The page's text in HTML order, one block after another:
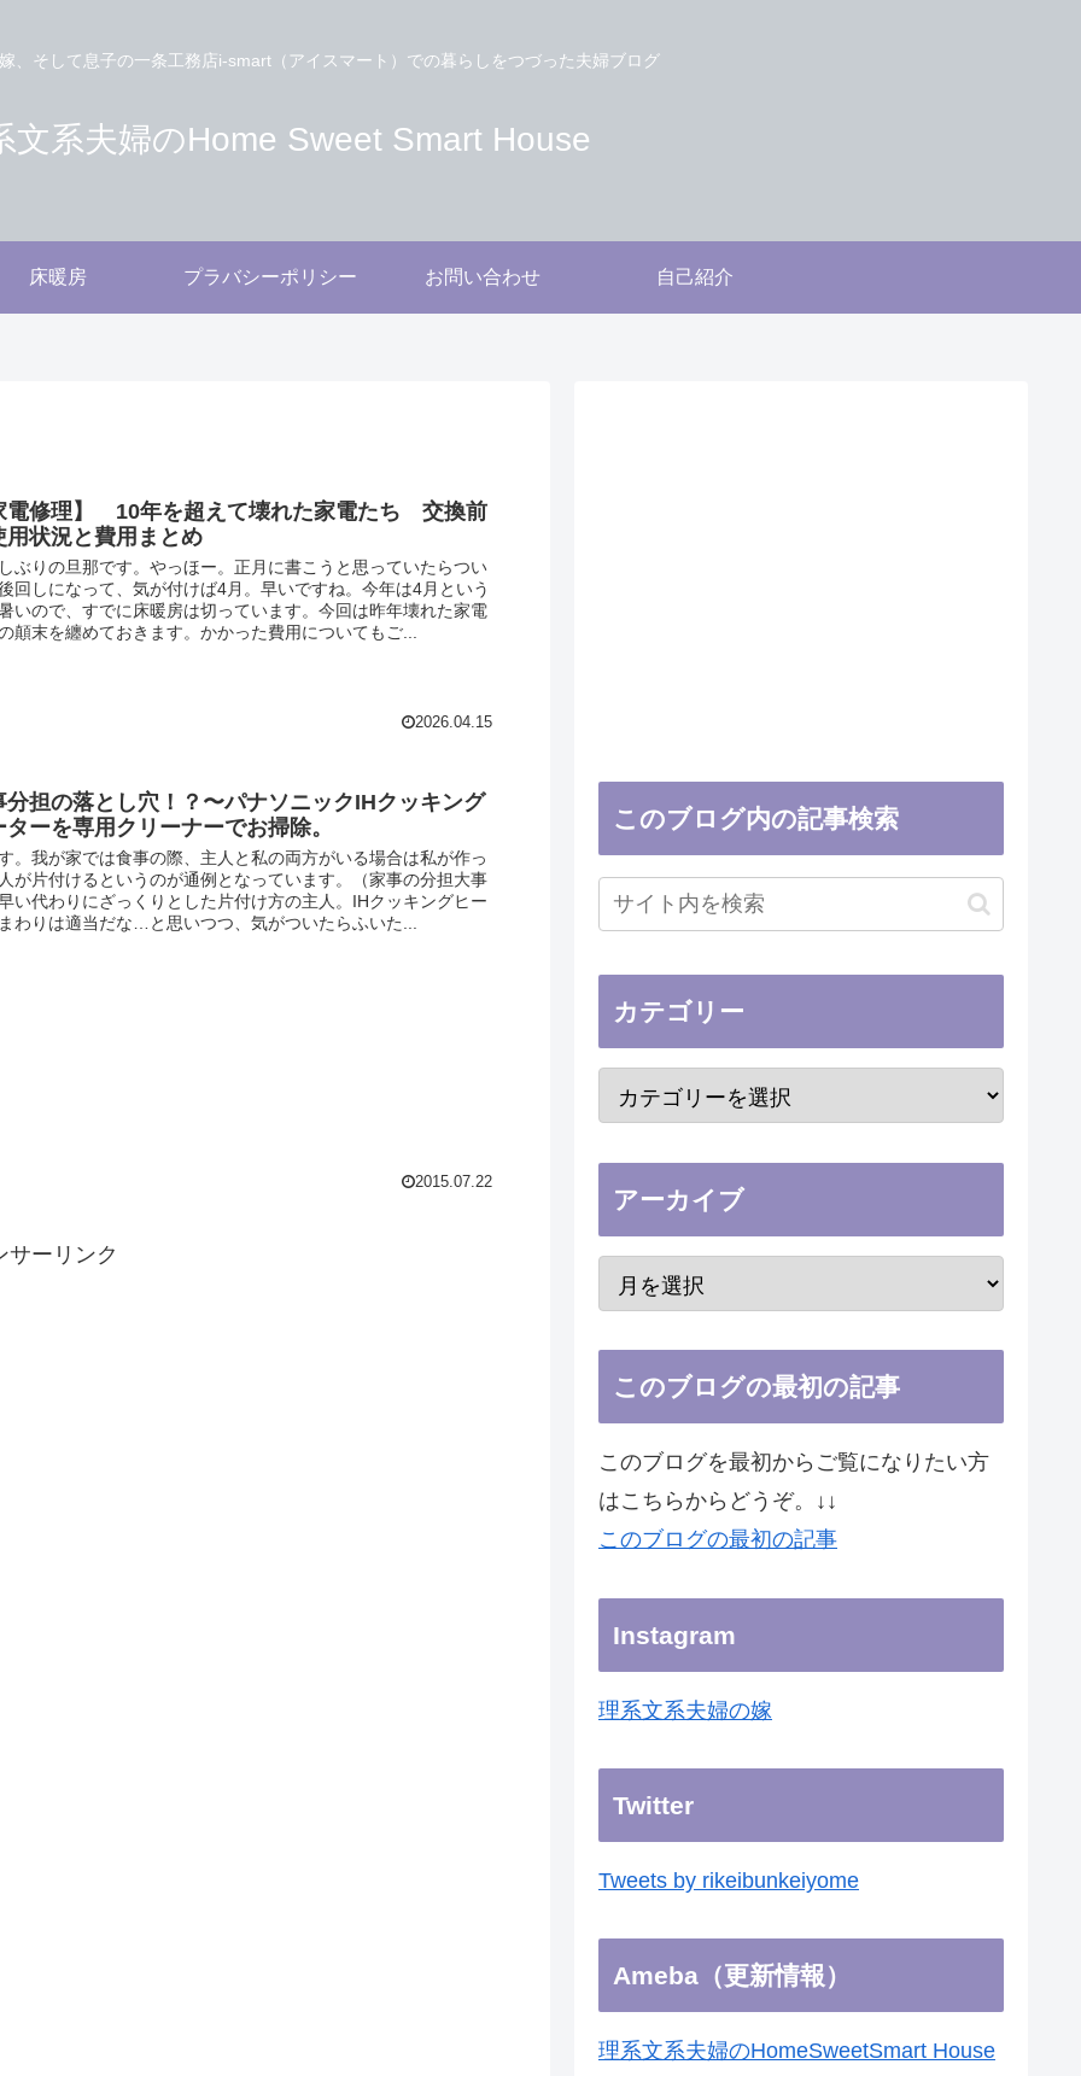
、そして息子の一条工務店i-smart（アイスマート）での暮らしをつづった夫婦ブログ
文系夫婦のHome Sweet Smart House
床暖房 プラバシーポリシー お問い合わせ 自己紹介
電修理】 10年を超えて壊れた家電たち 交換前
用状況と費用まとめ
ぶりの旦那です。やっほー。正月に書こうと思っていたらつい
回しになって、気が付けば4月。早いですね。今年は4月という
いので、すでに床暖房は切っています。今回は昨年壊れた家電
顛末を纏めておきます。かかった費用についてもご...
2026.04.15
分担の落とし穴！？〜パナソニックIHクッキング
ターを専用クリーナーでお掃除。
。我が家では食事の際、主人と私の両方がいる場合は私が作っ
が片付けるというのが通例となっています。（家事の分担大事
い代わりにざっくりとした片付け方の主人。IHクッキングヒー
わりは適当だな…と思いつつ、気がついたらふいた...
2015.07.22
サーリンク
このブログ内の記事検索
カテゴリー
アーカイブ
このブログの最初の記事
このブログを最初からご覧になりたい方
はこちらからどうぞ。↓↓
このブログの最初の記事
Instagram
理系文系夫婦の嫁
Twitter
Tweets by rikeibunkeiyome
Ameba（更新情報）
理系文系夫婦のHomeSweetSmart House